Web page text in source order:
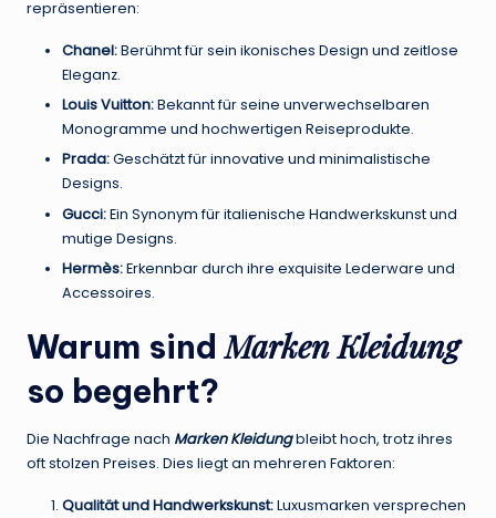
repräsentieren:
Chanel:Berühmt für sein ikonisches Design und zeitlose
Eleganz.
Louis Vuitton:Bekannt für seine unverwechselbaren
Monogramme und hochwertigen Reiseprodukte.
Prada:Geschätzt für innovative und minimalistische
Designs.
Gucci:Ein Synonym für italienische Handwerkskunst und
mutige Designs.
Hermès:Erkennbar durch ihre exquisite Lederware und
Accessoires.
Warum sindMarken Kleidung
so begehrt?
Die Nachfrage nach Marken Kleidungbleibt hoch, trotz ihres
oft stolzen Preises. Dies liegt an mehreren Faktoren:
Qualität und Handwerkskunst:Luxusmarken versprechen